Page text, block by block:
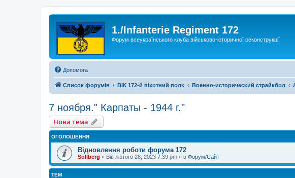
1./Infanterie Regiment 172
Форум всеукраїнського клуба військово-історичної реконструкції
Допомога
Список форумів ВІК 172-й піхотний полк Военно-исторический страйкбол
7 ноября." Карпаты - 1944 г."
Нова тема
ОГОЛОШЕННЯ
Відновлення роботи форума 172
Sollberg » Вів лютого 28, 2023 7:39 pm » в Форум/Сайт
ТЕМ